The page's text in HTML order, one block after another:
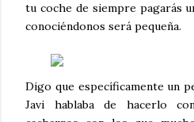
tu coche de siempre pagarás
conociéndonos será pequeña.
Digo que específicamente un
Javi hablaba de hacerlo